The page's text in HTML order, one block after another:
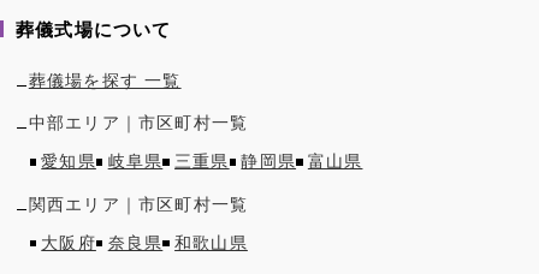
葬儀式場について
葬儀場を探す 一覧
中部エリア｜市区町村一覧
愛知県
岐阜県 三重県 静岡県 富山県
関西エリア｜市区町村一覧
大阪府
奈良県 和歌山県